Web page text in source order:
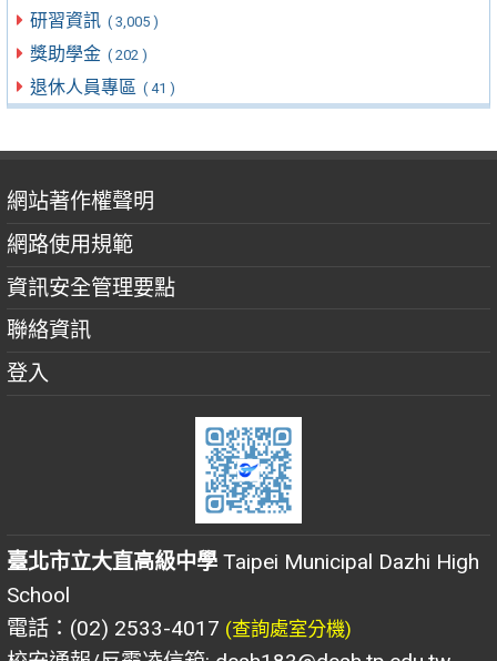
研習資訊 ( 3,005 )
獎助學金 ( 202 )
退休人員專區 ( 41 )
網站著作權聲明
網路使用規範
資訊安全管理要點
聯絡資訊
登入
臺北市立大直高級中學 Taipei Municipal Dazhi High
School
電話：(02) 2533-4017 (查詢處室分機)